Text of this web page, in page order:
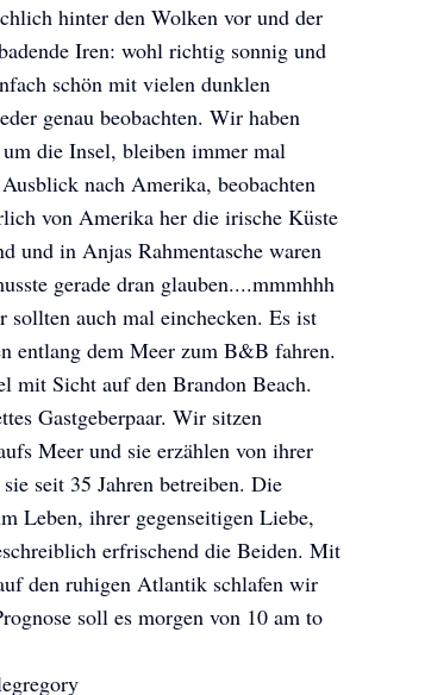
hinter den Wolken vor und der
Iren: wohl richtig sonnig und
schön mit vielen dunklen
genau beobachten. Wir haben
die Insel, bleiben immer mal
nach Amerika, beobachten
von Amerika her die irische Küste
und in Anjas Rahmentasche waren
gerade dran glauben....mmmhhh
auch mal einchecken. Es ist
entlang dem Meer zum B&B fahren.
mit Sicht auf den Brandon Beach.
Gastgeberpaar. Wir sitzen
Meer und sie erzählen von ihrer
seit 35 Jahren betreiben. Die
Leben, ihrer gegenseitigen Liebe,
erfrischend die Beiden. Mit
den ruhigen Atlantik schlafen wir
soll es morgen von 10 am to